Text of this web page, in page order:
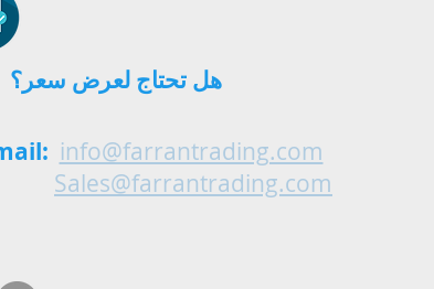
هل تحتاج لعرض سعر؟
info@farrantrading.com
Sales@farrantrading.com